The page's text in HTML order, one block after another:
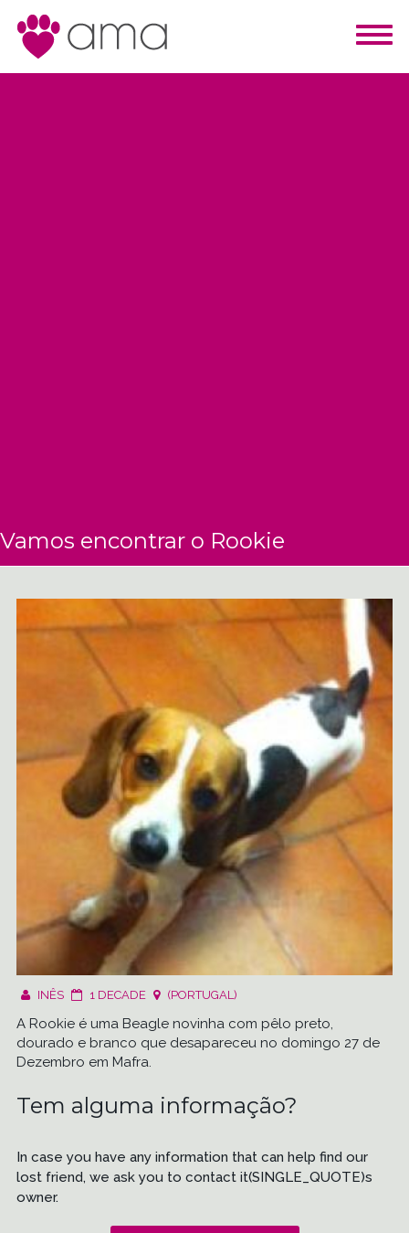
Vamos encontrar o Rookie
INÊS 1 DECADE (PORTUGAL)
A Rookie é uma Beagle novinha com pêlo preto,
dourado e branco que desapareceu no domingo 27 de
Dezembro em Mafra.
Tem alguma informação?
In case you have any information that can help find our
lost friend, we ask you to contact it(SINGLE_QUOTE)s
owner.